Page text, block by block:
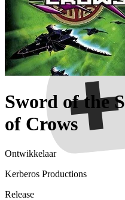
Sword of the
of Crows
Ontwikkelaar
Kerberos Productions
Release